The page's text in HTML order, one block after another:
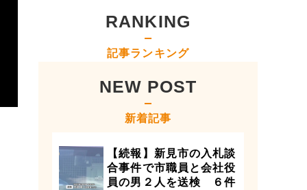
RANKING
記事ランキング
NEW POST
新着記事
【続報】新見市の入札談
合事件で市職員と会社役
員の男２人を送検 ６件